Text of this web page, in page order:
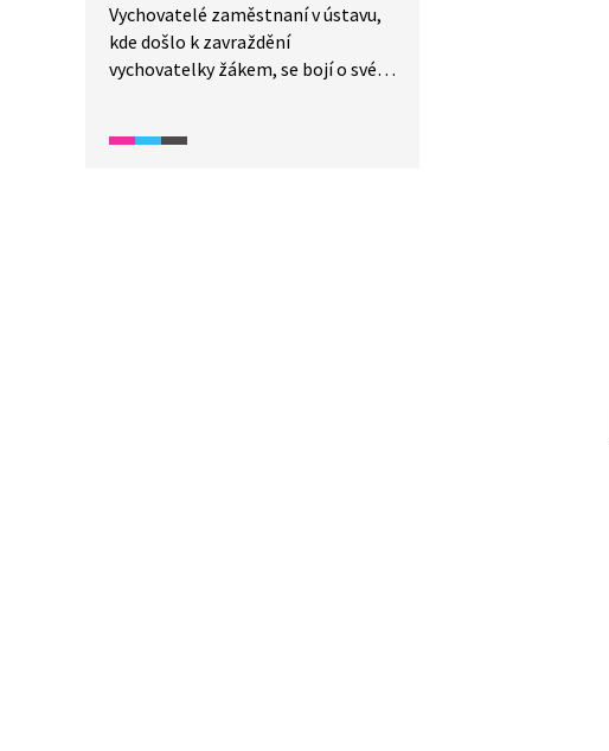
Vychovatelé zaměstnaní v ústavu,
kde došlo k zavraždění
vychovatelky žákem, se bojí o své
a strach z výchovy svěřených dětí.